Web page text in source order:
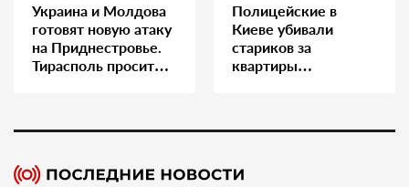
Украина и Молдова
готовят новую атаку
на Приднестровье.
Тирасполь просит
Полицейские в
Киеве убивали
стариков за
квартиры…